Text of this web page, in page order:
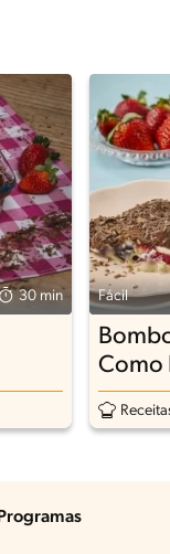
30 min Fácil
Como